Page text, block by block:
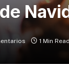
1 Min Read